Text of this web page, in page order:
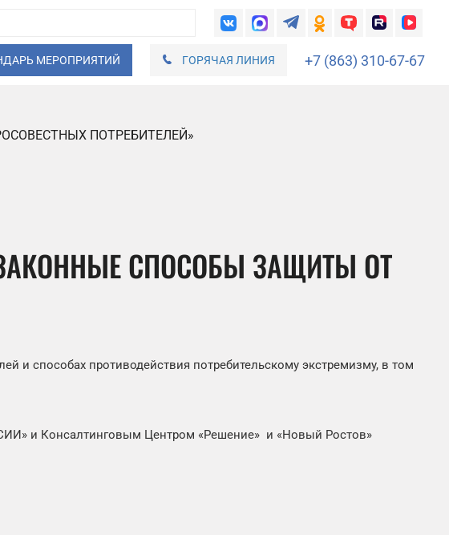
МЕРОПРИЯТИЙ ГОРЯЧАЯ ЛИНИЯ +7 (863) 310-67-67
ПОТРЕБИТЕЛЕЙ»
СПОСОБЫ ЗАЩИТЫ ОТ
и способах противодействия потребительскому экстремизму, в том
и Консалтинговым Центром «Решение» и «Новый Ростов»